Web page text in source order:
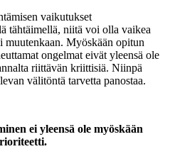
vaikutukset
tähtäimellä, niitä voi olla vaikea
muutenkaan. Myöskään opitun
ongelmat eivät yleensä ole
riittävän kriittisiä. Niinpä
välitöntä tarvetta panostaa.
ei yleensä ole myöskään